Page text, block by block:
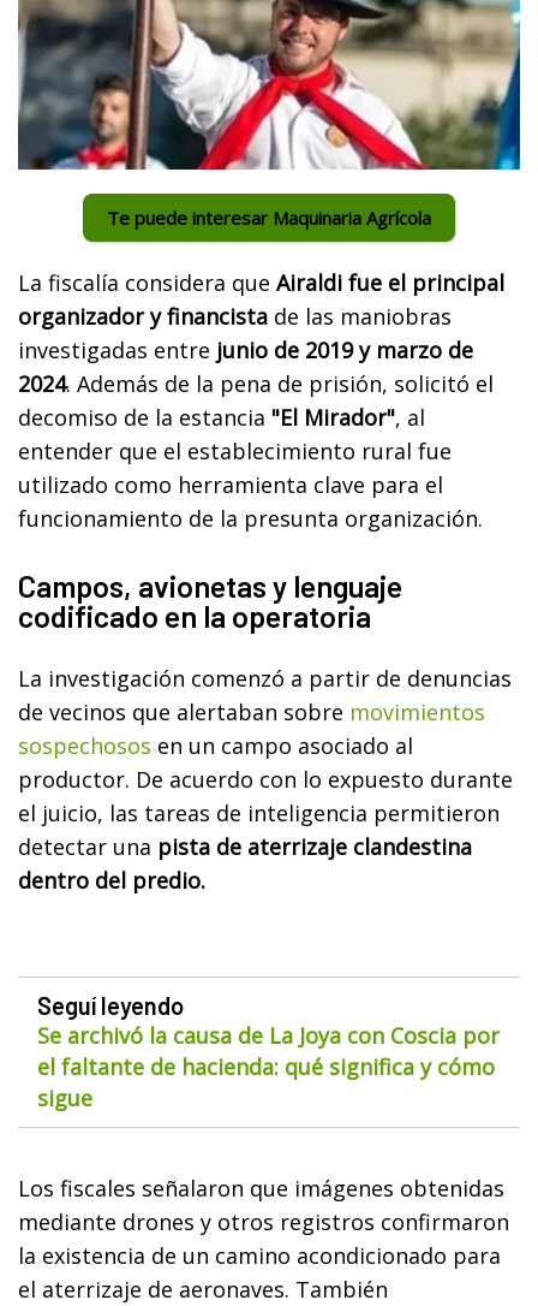
Te puede interesar Maquinaria Agrícola
La fiscalía considera que Airaldi fue el principal
organizador y financista de las maniobras
investigadas entre junio de 2019 y marzo de
2024. Además de la pena de prisión, solicitó el
decomiso de la estancia "El Mirador", al
entender que el establecimiento rural fue
utilizado como herramienta clave para el
funcionamiento de la presunta organización.
Campos, avionetas y lenguaje
codificado en la operatoria
La investigación comenzó a partir de denuncias
de vecinos que alertaban sobre movimientos
sospechosos en un campo asociado al
productor. De acuerdo con lo expuesto durante
el juicio, las tareas de inteligencia permitieron
detectar una pista de aterrizaje clandestina
dentro del predio.
Seguí leyendo
Se archivó la causa de La Joya con Coscia por
el faltante de hacienda: qué significa y cómo
sigue
Los fiscales señalaron que imágenes obtenidas
mediante drones y otros registros confirmaron
la existencia de un camino acondicionado para
el aterrizaje de aeronaves. También